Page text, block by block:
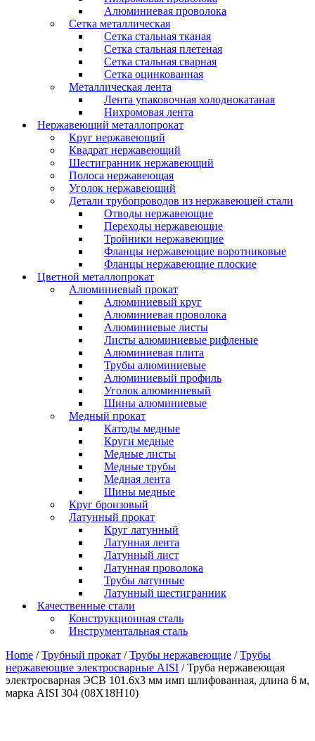
Алюминиевая проволока
Сетка металлическая
Сетка стальная тканая
Сетка стальная плетеная
Сетка стальная сварная
Сетка оцинкованная
Металлическая лента
Лента упаковочная холоднокатаная
Нихромовая лента
Нержавеющий металлопрокат
Круг нержавеющий
Квадрат нержавеющий
Шестигранник нержавеющий
Полоса нержавеющая
Уголок нержавеющий
Детали трубопроводов из нержавеющей стали
Отводы нержавеющие
Переходы нержавеющие
Тройники нержавеющие
Фланцы нержавеющие воротниковые
Фланцы нержавеющие плоские
Цветной металлопрокат
Алюминиевый прокат
Алюминиевый круг
Алюминиевая проволока
Алюминиевые листы
Листы алюминиевые рифленые
Алюминиевая плита
Трубы алюминиевые
Алюминиевый профиль
Уголок алюминиевый
Шины алюминиевые
Медный прокат
Катоды медные
Круги медные
Медные листы
Медные трубы
Медная лента
Шины медные
Круг бронзовый
Латунный прокат
Круг латунный
Латунная лента
Латунный лист
Латунная проволока
Трубы латунные
Латунный шестигранник
Качественные стали
Конструкционная сталь
Инструментальная сталь
Home /Трубный прокат /Трубы нержавеющие /Трубы
нержавеющие электросварные AISI / Труба нержавеющая
электросварная ЭСВ 101.6х3 мм имп шлифованная, длина 6 м,
марка AISI 304 (08Х18Н10)